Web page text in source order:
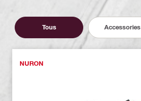
Tous Accessories
NURON